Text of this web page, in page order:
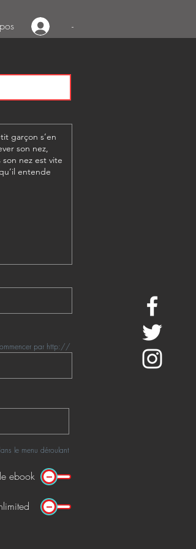
-
par http://
le menu déroulant
ebook